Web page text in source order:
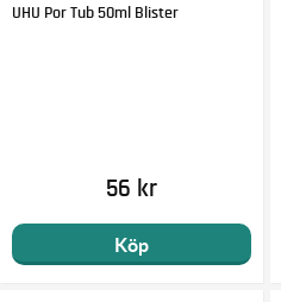
UHU Por Tub 50ml Blister
56 kr
Köp